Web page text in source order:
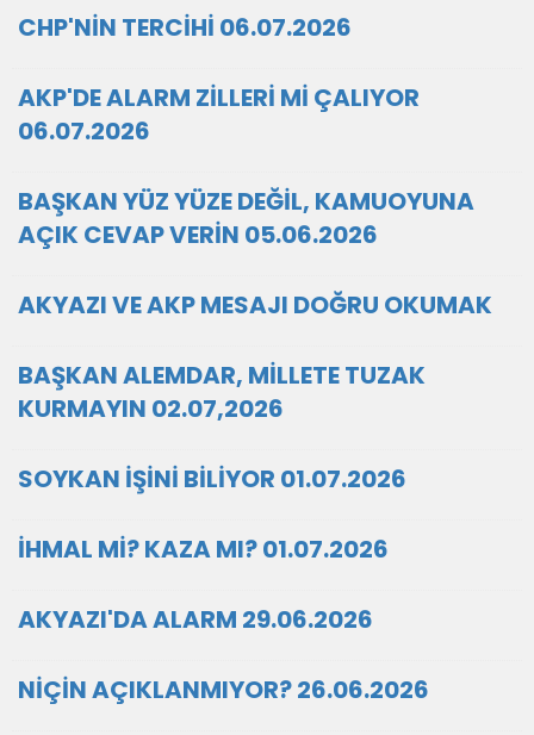
CHP'NİN TERCİHİ 06.07.2026
AKP'DE ALARM ZİLLERİ Mİ ÇALIYOR
06.07.2026
BAŞKAN YÜZ YÜZE DEĞİL, KAMUOYUNA
AÇIK CEVAP VERİN 05.06.2026
AKYAZI VE AKP MESAJI DOĞRU OKUMAK
BAŞKAN ALEMDAR, MİLLETE TUZAK
KURMAYIN 02.07,2026
SOYKAN İŞİNİ BİLİYOR 01.07.2026
İHMAL Mİ? KAZA MI? 01.07.2026
AKYAZI'DA ALARM 29.06.2026
NİÇİN AÇIKLANMIYOR? 26.06.2026